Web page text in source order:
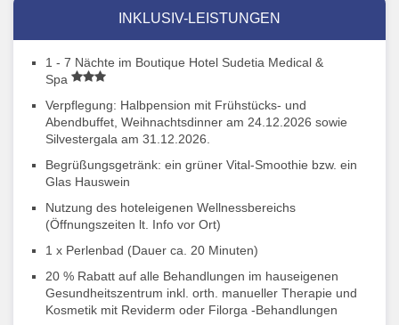
INKLUSIV-LEISTUNGEN
1 - 7 Nächte im Boutique Hotel Sudetia Medical &
Spa
Verpflegung: Halbpension mit Frühstücks- und
Abendbuffet, Weihnachtsdinner am 24.12.2026 sowie
Silvestergala am 31.12.2026.
Begrüßungsgetränk: ein grüner Vital-Smoothie bzw. ein
Glas Hauswein
Nutzung des hoteleigenen Wellnessbereichs
(Öffnungszeiten lt. Info vor Ort)
1 x Perlenbad (Dauer ca. 20 Minuten)
20 % Rabatt auf alle Behandlungen im hauseigenen
Gesundheitszentrum inkl. orth. manueller Therapie und
Kosmetik mit Reviderm oder Filorga -Behandlungen